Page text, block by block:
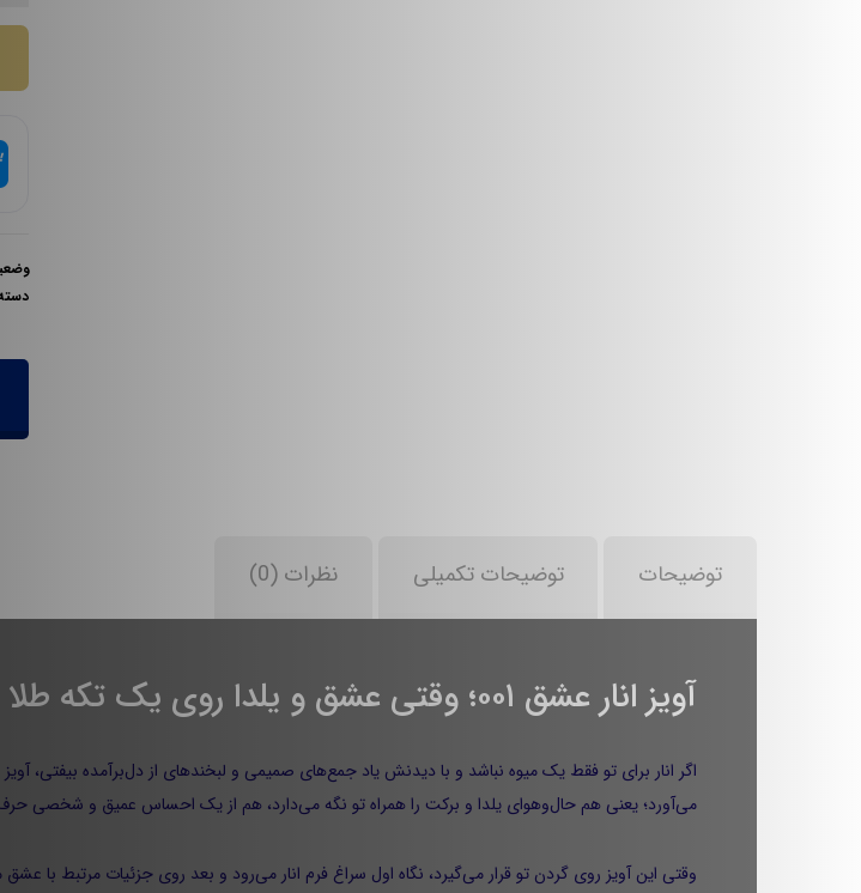
توضیحات توضیحات تکمیلی نظرات (0)
آویز انار عشق ۰۰۱؛ وقتی عشق و یلدا روی یک تکه طلا جمع می‌شوند
می‌آورد؛ یعنی هم حال‌وهوای یلدا و برکت را همراه تو نگه می‌دارد، هم از یک احساس عمیق و شخصی
وقتی این آویز روی گردن تو قرار می‌گیرد، نگاه اول سراغ فرم انار می‌رود و بعد روی جزئیات مرتبط با